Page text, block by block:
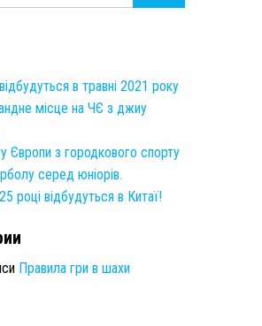
в травні 2021 року
місце на ЧЄ з джиу
Європи з городкового спорту
серед юніорів.
році відбудуться в Китаї!
Правила гри в шахи